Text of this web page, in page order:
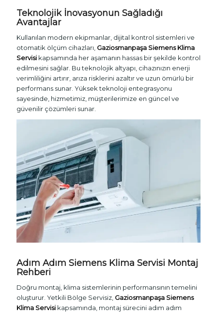
Teknolojik İnovasyonun Sağladığı
Avantajlar
Kullanılan modern ekipmanlar, dijital kontrol sistemleri ve
otomatik ölçüm cihazları, Gaziosmanpaşa Siemens Klima
Servisikapsamında her aşamanın hassas bir şekilde kontrol
edilmesini sağlar. Bu teknolojik altyapı, cihazınızın enerji
verimliliğini artırır, arıza risklerini azaltır ve uzun ömürlü bir
performans sunar. Yüksek teknoloji entegrasyonu
sayesinde, hizmetimiz, müşterilerimize en güncel ve
güvenilir çözümleri sunar.
Adım Adım Siemens Klima Servisi Montaj
Rehberi
Doğru montaj, klima sistemlerinin performansının temelini
oluşturur. Yetkili Bölge Servisiz, Gaziosmanpaşa Siemens
Klima Servisikapsamında, montaj sürecini adım adım